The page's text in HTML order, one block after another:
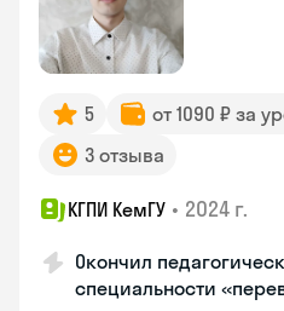
5 от 1090 ₽ за
3 отзыва
КГПИ КемГУ • 2024 г.
Окончил
специальности